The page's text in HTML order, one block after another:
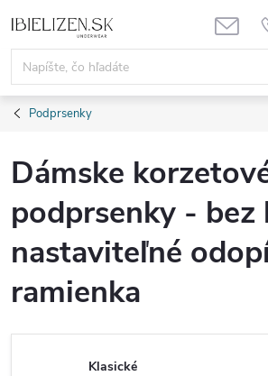
na
obsah
Podprsenky
Dámske
podprsenky - bez
nastaviteľné
ramienka
Klasické